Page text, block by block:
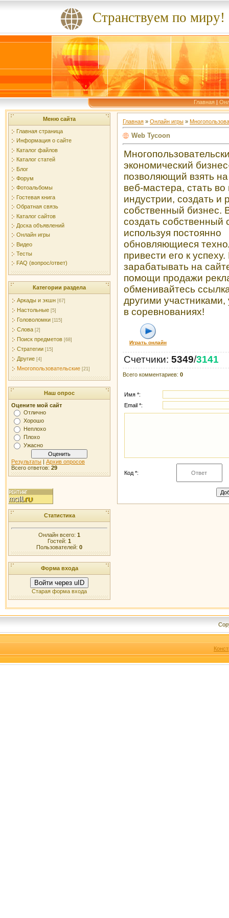
Странствуем по миру!
Главная|
Меню сайта
Главная страница
Информация о сайте
Каталог файлов
Каталог статей
Блог
Форум
Фотоальбомы
Гостевая книга
Обратная связь
Каталог сайтов
Доска объявлений
Онлайн игры
Видео
Тесты
FAQ (вопрос/ответ)
Категории раздела
Аркады и экшн [67]
Настольные [5]
Головоломки [115]
Слова [2]
Поиск предметов [68]
Стратегии [15]
Другие [4]
Многопользовательские [21]
Наш опрос
Оцените мой сайт
Отлично
Хорошо
Неплохо
Плохо
Ужасно
Результаты | Архив опросов
Всего ответов: 29
Статистика
Онлайн всего: 1
Гостей: 1
Пользователей: 0
Форма входа
Войти через uID
Старая форма входа
Главная » Онлайн игры »
Web Tycoon
экономический
позволяющий взять
веб-мастера, стать во
индустрии, создать и
собственный бизнес.
создать собственный
используя постоянно
обновляющиеся
привести его к
зарабатывать на
помощи продажи
обменивайтесь
другими участниками,
в соревнованиях!
Играть онлайн
Счетчики: 5349/3141
Всего комментариев: 0
Имя *:
Email *:
Код *: